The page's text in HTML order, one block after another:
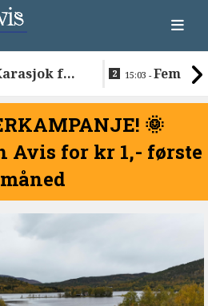
for
15:03 -Fem
i
🌞
Avis for kr 1,- første
måned